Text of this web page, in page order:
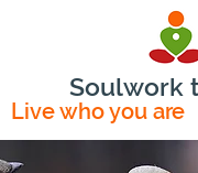
Soulwork
Live who you are